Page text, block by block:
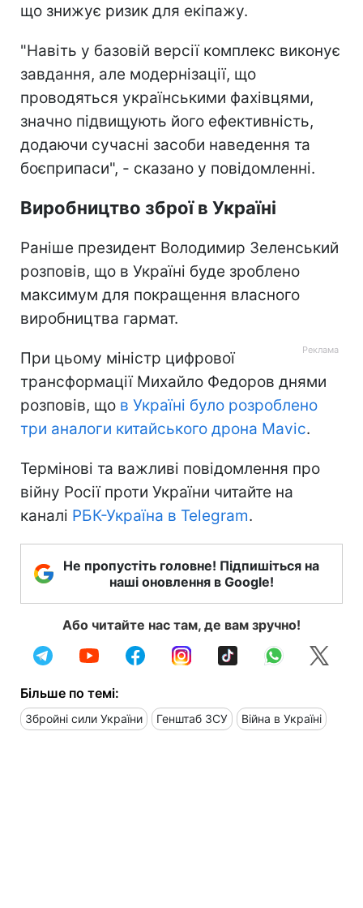
що знижує ризик для екіпажу.
"Навіть у базовій версії комплекс виконує
завдання, але модернізації, що
проводяться українськими фахівцями,
значно підвищують його ефективність,
додаючи сучасні засоби наведення та
боєприпаси", - сказано у повідомленні.
Виробництво зброї в Україні
Раніше президент Володимир Зеленський
розповів, що в Україні буде зроблено
максимум для покращення власного
виробництва гармат.
При цьому міністр цифрової
трансформації Михайло Федоров днями
розповів, що в Україні було розроблено
три аналоги китайського дрона Mavic.
Термінові та важливі повідомлення про
війну Росії проти України читайте на
каналі РБК-Україна в Telegram.
Не пропустіть головне! Підпишіться на
наші оновлення в Google!
Або читайте нас там, де вам зручно!
Більше по темі:
Збройні сили України Генштаб ЗСУ Війна в Україні